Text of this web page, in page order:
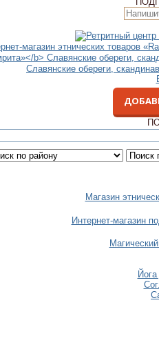
Славянские обереги,
Магазин
Интернет-магазин